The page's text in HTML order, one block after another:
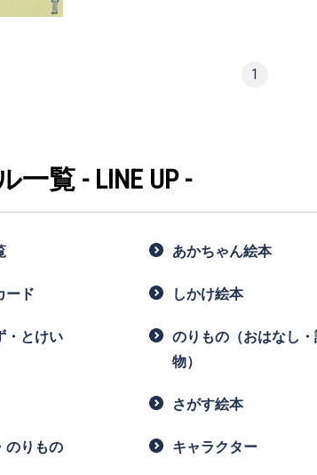
1
一覧 - LINE UP -
あかちゃん絵本
ード しかけ絵本
・とけい
のりもの（おはなし
物）
さがす絵本
のりもの キャラクター